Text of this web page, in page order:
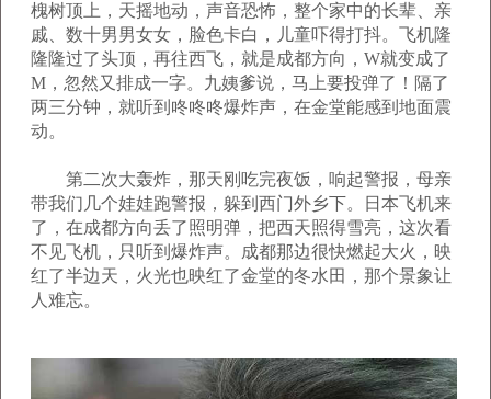
槐树顶上，天摇地动，声音恐怖，整个家中的长辈、亲
戚、数十男男女女，脸色卡白，儿童吓得打抖。飞机隆
隆隆过了头顶，再往西飞，就是成都方向，W就变成了
M，忽然又排成一字。九姨爹说，马上要投弹了！隔了
两三分钟，就听到咚咚咚爆炸声，在金堂能感到地面震
动。
第二次大轰炸，那天刚吃完夜饭，响起警报，母亲
带我们几个娃娃跑警报，躲到西门外乡下。日本飞机来
了，在成都方向丢了照明弹，把西天照得雪亮，这次看
不见飞机，只听到爆炸声。成都那边很快燃起大火，映
红了半边天，火光也映红了金堂的冬水田，那个景象让
人难忘。